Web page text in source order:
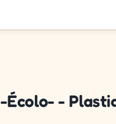
Écolo- -